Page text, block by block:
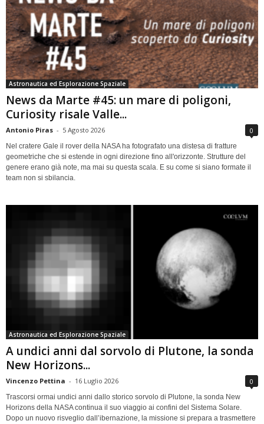
Astronautica ed Esplorazione Spaziale
News da Marte #45: un mare di poligoni,
Curiosity risale Valle...
Antonio Piras - 5 Agosto 2026 0
Nel cratere Gale il rover della NASA ha fotografato una distesa di fratture
geometriche che si estende in ogni direzione fino all'orizzonte. Strutture del
genere erano già note, ma mai su questa scala. E su come si siano formate il
team non si sbilancia.
Astronautica ed Esplorazione Spaziale
A undici anni dal sorvolo di Plutone, la sonda
New Horizons...
Vincenzo Pettina - 16 Luglio 2026 0
Trascorsi ormai undici anni dallo storico sorvolo di Plutone, la sonda New
Horizons della NASA continua il suo viaggio ai confini del Sistema Solare.
Dopo un nuovo risveglio dall’ibernazione, la missione si prepara a trasmettere